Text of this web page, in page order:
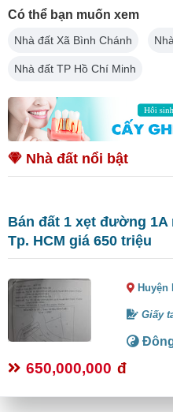
Có thể bạn muốn xem
Nhà đất Xã Bình Chánh
Nhà đất TP Hồ Chí Minh
Nhà đất nổi bật
Bán đất 1 xẹt đường 1A
Tp. HCM giá 650 triệu
Giấy
650,000,000 đ